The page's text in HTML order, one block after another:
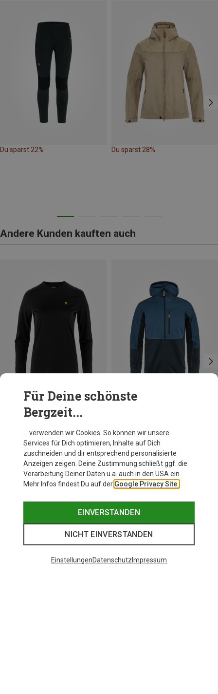
Du sparst 22% Du sparst 28%
Andere Kunden kauften auch
Du sparst 27%
Für Deine schönste
Bergzeit...
… verwenden wir Cookies. So können wir unsere
Services für Dich optimieren, Inhalte auf Dich
zuschneiden und dir entsprechend personalisierte
Anzeigen zeigen. Deine Zustimmung schließt ggf. die
Verarbeitung Deiner Daten u.a. auch in den USA ein.
Mehr Infos findest Du auf der Google Privacy Site.
EINVERSTANDEN
NICHT EINVERSTANDEN
EinstellungenDatenschutz Impressum